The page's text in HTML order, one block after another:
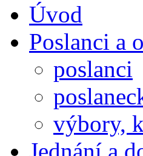
Úvod
Poslanci a
poslanci
výbory,
Jednání a